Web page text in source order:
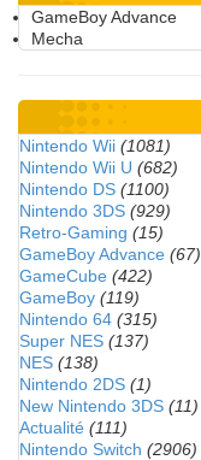
GameBoy Advance
Mecha
Nintendo Wii (1081)
Nintendo Wii U (682)
Nintendo DS (1100)
Nintendo 3DS (929)
Retro-Gaming (15)
GameBoy Advance (67)
GameCube (422)
GameBoy (119)
Nintendo 64 (315)
Super NES (137)
NES (138)
Nintendo 2DS (1)
New Nintendo 3DS (11)
Actualité (111)
Nintendo Switch (2906)